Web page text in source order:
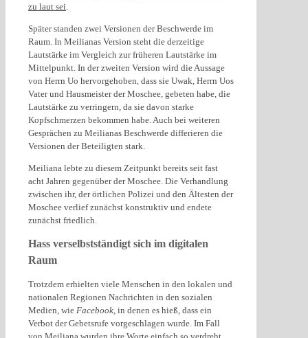
zu laut sei
Später standen zwei Versionen der Beschwerde im
Raum. In Meilianas Version steht die derzeitige
Lautstärke im Vergleich zur früheren Lautstärke im
Mittelpunkt. In der zweiten Version wird die Aussage
von Herrn Uo hervorgehoben, dass sie Uwak, Herrn Uos
Vater und Hausmeister der Moschee, gebeten habe, die
Lautstärke zu verringern, da sie davon starke
Kopfschmerzen bekommen habe. Auch bei weiteren
Gesprächen zu Meilianas Beschwerde differieren die
Versionen der Beteiligten stark.
Meiliana lebte zu diesem Zeitpunkt bereits seit fast
acht Jahren gegenüber der Moschee. Die Verhandlung
zwischen ihr, der örtlichen Polizei und den Ältesten der
Moschee verlief zunächst konstruktiv und endete
zunächst friedlich.
Hass verselbstständigt sich im digitalen
Raum
Trotzdem erhielten viele Menschen in den lokalen und
nationalen Regionen Nachrichten in den sozialen
Medien, wie Facebook, in denen es hieß, dass ein
Verbot der Gebetsrufe vorgeschlagen wurde. Im Fall